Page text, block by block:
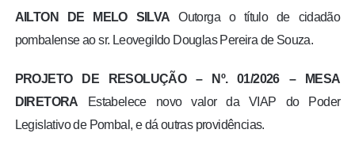
AILTON DE MELO SILVAOutorga o título de cidadão
pombalense ao sr. Leovegildo Douglas Pereira de Souza.
PROJETO DE RESOLUÇÃO – Nº. 01/2026 – MESA
DIRETORA
Estabelece novo valor da VIAP do Poder
Legislativo de Pombal, e dá outras providências.